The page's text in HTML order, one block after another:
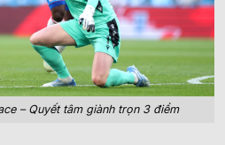
– Quyết tâm giành trọn 3 điểm